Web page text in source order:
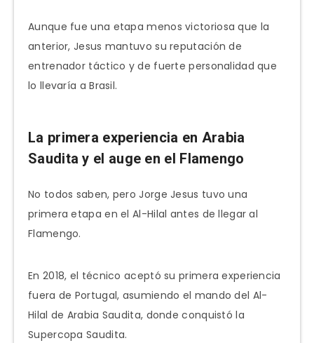
Aunque fue una etapa menos victoriosa que la
anterior, Jesus mantuvo su reputación de
entrenador táctico y de fuerte personalidad que
lo llevaría a Brasil.
La primera experiencia en Arabia
Saudita y el auge en el Flamengo
No todos saben, pero Jorge Jesus tuvo una
primera etapa en el Al-Hilal antes de llegar al
Flamengo.
En 2018, el técnico aceptó su primera experiencia
fuera de Portugal, asumiendo el mando del Al-
Hilal de Arabia Saudita, donde conquistó la
Supercopa Saudita.